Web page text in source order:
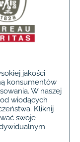
jakości
konsumentów
W naszej
wiodących
Kliknij
swoje